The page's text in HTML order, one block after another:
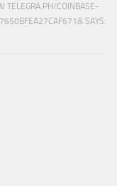
TELEGRA.PH/COINBASE-
SAYS: